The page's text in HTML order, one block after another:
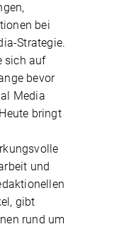
bei
Strategie.
sich auf
bevor
Media
bringt
und
gibt
rund um